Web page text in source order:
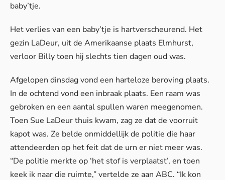
baby’tje.
Het verlies van een baby’tje is hartverscheurend. Het
gezin LaDeur, uit de Amerikaanse plaats Elmhurst,
verloor Billy toen hij slechts tien dagen oud was.
Afgelopen dinsdag vond een harteloze beroving plaats.
In de ochtend vond een inbraak plaats. Een raam was
gebroken en een aantal spullen waren meegenomen.
Toen Sue LaDeur thuis kwam, zag ze dat de voorruit
kapot was. Ze belde onmiddellijk de politie die haar
attendeerden op het feit dat de urn er niet meer was.
“De politie merkte op ‘het stof is verplaatst’, en toen
keek ik naar die ruimte,” vertelde ze aan ABC. “Ik kon